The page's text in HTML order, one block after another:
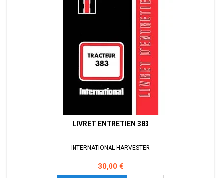
LIVRET ENTRETIEN 383
INTERNATIONAL HARVESTER
Prix
30,00 €